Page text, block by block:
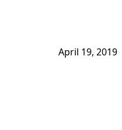
April 19, 2019